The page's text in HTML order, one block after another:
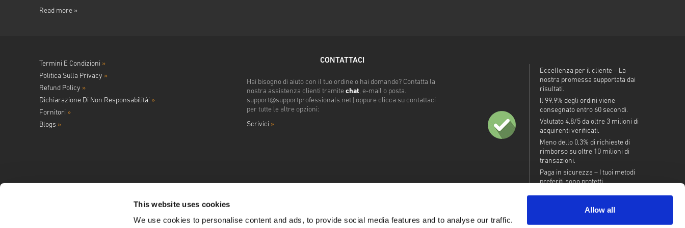
This website uses cookies
We use cookies to personalise content and ads, to provide social media features and to analyse our traffic.
Allow all
Read more »
Termini E Condizioni »
Politica Sulla Privacy »
Refund Policy »
Dichiarazione Di Non Responsabilità' »
Fornitori »
Blogs »
CONTATTACI
Hai bisogno di aiuto con il tuo ordine o hai domande? Contatta la
nostra assistenza clienti tramite chat, e-mail o posta.
support@supportprofessionals.net| oppure clicca su contattaci
per tutte le altre opzioni:
Scrivici »
Eccellenza per il cliente – La
nostra promessa supportata dai
risultati.
Il 99,9% degli ordini viene
consegnato entro 60 secondi.
Valutato 4,8/5 da oltre 3 milioni di
acquirenti verificati.
Meno dello 0,3% di richieste di
rimborso su oltre 10 milioni di
transazioni.
Paga in sicurezza – I tuoi metodi
preferiti sono protetti.